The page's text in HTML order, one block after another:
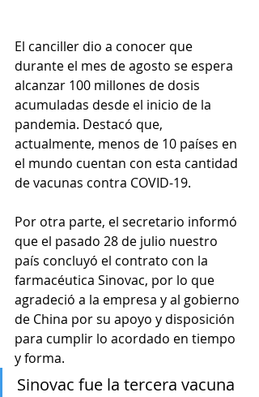
El canciller dio a conocer que
durante el mes de agosto se espera
alcanzar 100 millones de dosis
acumuladas desde el inicio de la
pandemia. Destacó que,
actualmente, menos de 10 países en
el mundo cuentan con esta cantidad
de vacunas contra COVID-19.
Por otra parte, el secretario informó
que el pasado 28 de julio nuestro
país concluyó el contrato con la
farmacéutica Sinovac, por lo que
agradeció a la empresa y al gobierno
de China por su apoyo y disposición
para cumplir lo acordado en tiempo
y forma.
Sinovac fue la tercera vacuna